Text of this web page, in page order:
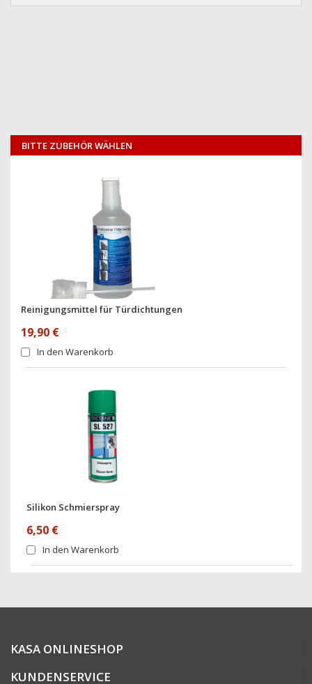
BITTE ZUBEHÖR WÄHLEN
Reinigungsmittel für Türdichtungen
19,90 €
In den Warenkorb
Silikon Schmierspray
6,50 €
In den Warenkorb
KASA ONLINESHOP
KUNDENSERVICE